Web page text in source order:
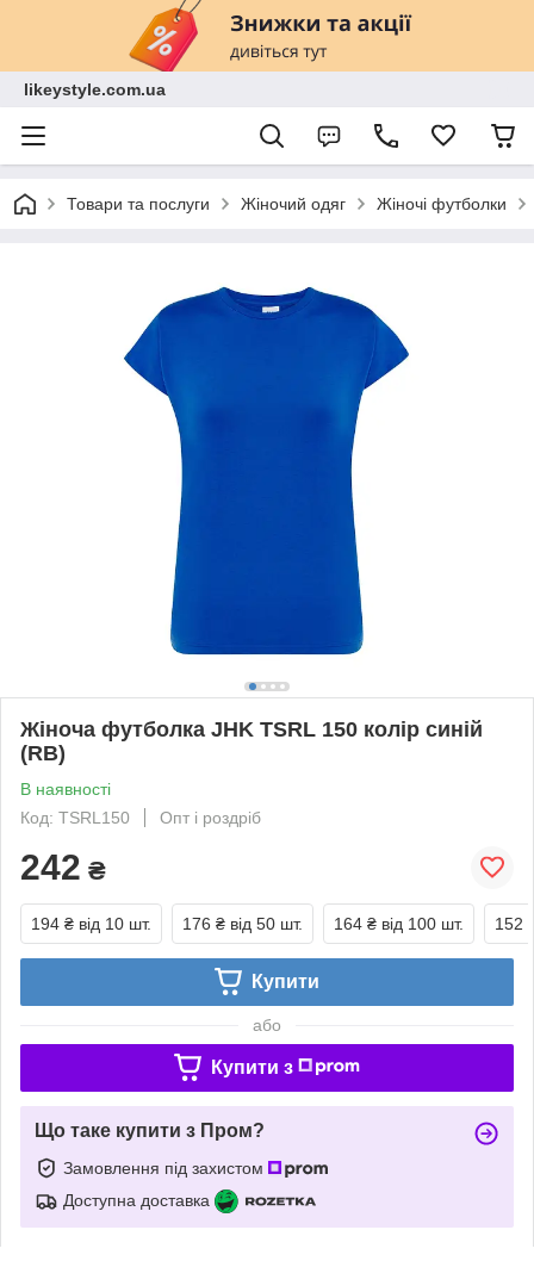
likeystyle.com.ua
Товари та послуги Жіночий одяг Жіночі футболки
Жіноча футболка JHK TSRL 150 колір синій
(RB)
В наявності
Код: TSRL150
Опт і роздріб
242 ₴
194 ₴ від 10 шт. 176 ₴ від 50 шт. 164 ₴ від 100 шт. 152
Купити
або
Купити з
Що таке купити з Пром?
Замовлення під захистом
Доступна доставка